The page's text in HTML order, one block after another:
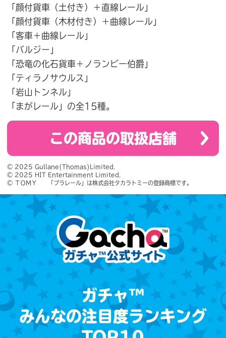
「顔付貨車（土付き）＋直線レール」
「顔付貨車（木材付き）＋曲線レール」
「客車＋曲線レール」
「バルジー」
「恐竜の化石貨車＋ノランビー伯爵」
「ティラノサウルス」
「岩山トンネル」
「まがレール」の全15種。
この商品の取扱店舗
© 2025 Gullane(Thomas)Limited.
© 2025 HIT Entertainment Limited.
© ＴＯＭＹ　　「プラレール」は株式会社タカラトミーの登録商標です。
ガチャ™
みんなの注目度ランキング